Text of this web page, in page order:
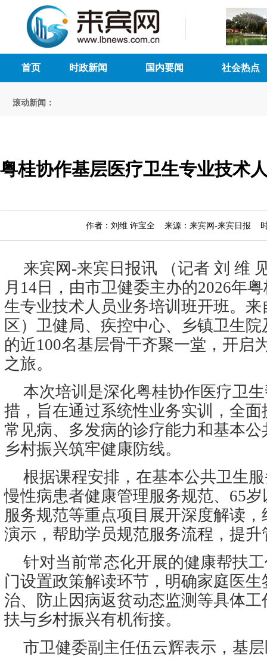
首页 时政新闻 国内要闻 社会热点
滚动新闻：
粤桂协作基层医疗卫生专业技术
作者：刘维 许宝全 来源：来宾网-来宾日报 时
来宾网-来宾日报讯 （记者 刘 维
月14日，由市卫健委主办的2026年
生专业技术人员业务培训班开班。
区）卫健局、疾控中心、乡镇卫生
的近100名基层骨干齐聚一堂，开启
之旅。
本次培训是深化粤桂协作医疗卫
措，旨在通过系统性业务实训，全
常见病、多发病的诊疗能力和基本
乡村振兴筑牢健康防线。
根据课程安排，在基本公共卫生
慢性病患者健康管理服务规范、65
服务规范等重点项目展开深度解读
演示，帮助学员规范服务流程，提升
针对当前常态化开展的健康帮扶
门设置政策解读环节，明确家庭医
治、防止因病返贫动态监测等具体
扶与乡村振兴有机衔接。
市卫健委副主任伍云辉表示，基